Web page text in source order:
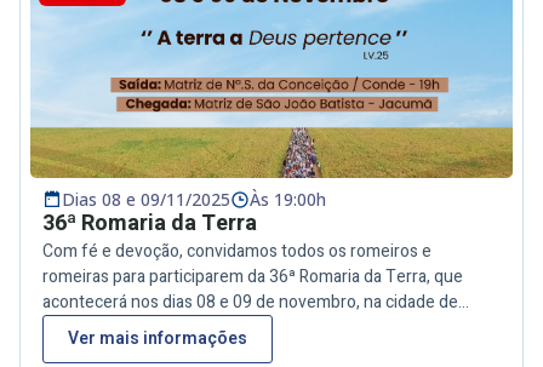
Dias 08 e 09/11/2025 Às 19:00h
36ª Romaria da Terra
Com fé e devoção, convidamos todos os romeiros e
romeiras para participarem da 36ª Romaria da Terra, que
acontecerá nos dias 08 e 09 de novembro, na cidade de
Conde. A caminhada de fé terá início na Igreja de Nossa
Senhora da Conceição, às 19h, e seguirá em direção à Matriz
Ver mais informações